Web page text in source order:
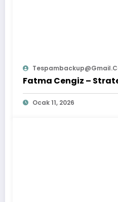
Fatma Cengiz –
Ocak 11, 2026